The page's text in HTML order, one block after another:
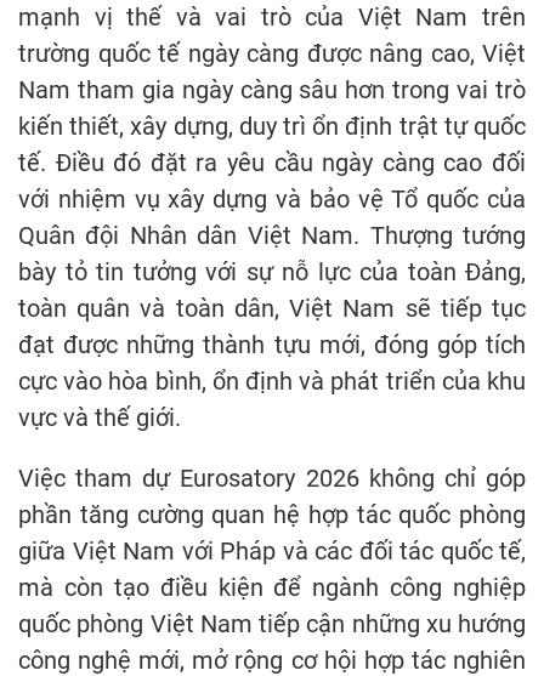
mạnh vị thế và vai trò của Việt Nam trên
trường quốc tế ngày càng được nâng cao, Việt
Nam tham gia ngày càng sâu hơn trong vai trò
kiến thiết, xây dựng, duy trì ổn định trật tự quốc
tế. Điều đó đặt ra yêu cầu ngày càng cao đối
với nhiệm vụ xây dựng và bảo vệ Tổ quốc của
Quân đội Nhân dân Việt Nam. Thượng tướng
bày tỏ tin tưởng với sự nỗ lực của toàn Đảng,
toàn quân và toàn dân, Việt Nam sẽ tiếp tục
đạt được những thành tựu mới, đóng góp tích
cực vào hòa bình, ổn định và phát triển của khu
vực và thế giới.
Việc tham dự Eurosatory 2026 không chỉ góp
phần tăng cường quan hệ hợp tác quốc phòng
giữa Việt Nam với Pháp và các đối tác quốc tế,
mà còn tạo điều kiện để ngành công nghiệp
quốc phòng Việt Nam tiếp cận những xu hướng
công nghệ mới, mở rộng cơ hội hợp tác nghiên